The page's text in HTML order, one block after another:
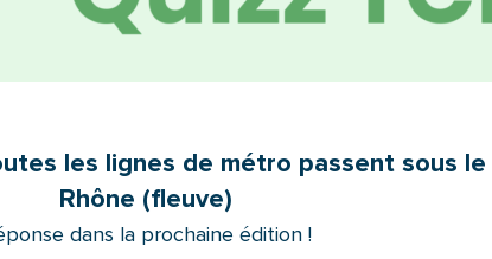
les lignes de métro passent sous le
Rhône (fleuve)
dans la prochaine édition !